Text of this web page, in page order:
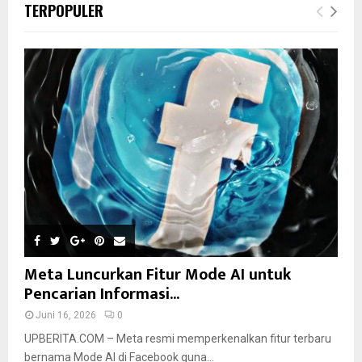
TERPOPULER
Meta Luncurkan Fitur Mode AI untuk
Pencarian Informasi...
Juni 16, 2026 0
UPBERITA.COM – Meta resmi memperkenalkan fitur terbaru
bernama Mode AI di Facebook guna...